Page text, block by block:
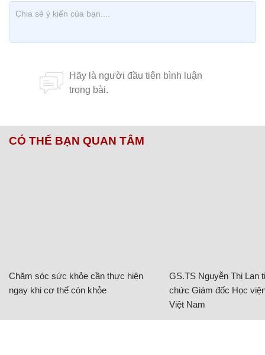
CÓ THỂ BẠN QUAN TÂM
Chăm sóc sức khỏe cần thực hiện
ngay khi cơ thể còn khỏe
GS.TS Nguyễn Thị Lan
chức Giám đốc Học
Việt Nam